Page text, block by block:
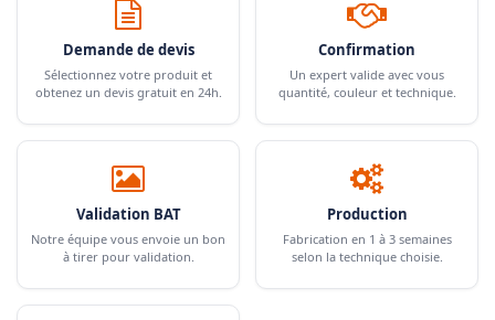
Demande de devis
Sélectionnez votre produit et
obtenez un devis gratuit en 24h.
Confirmation
Un expert valide avec vous
quantité, couleur et technique.
Validation BAT
Notre équipe vous envoie un bon
à tirer pour validation.
Production
Fabrication en 1 à 3 semaines
selon la technique choisie.